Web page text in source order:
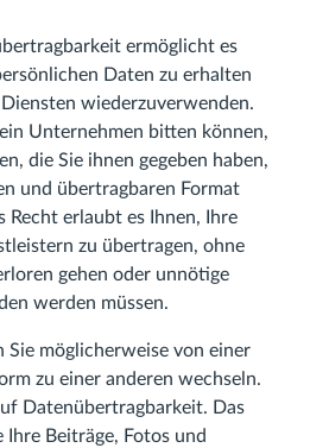
ermöglicht es
Daten zu erhalten
wiederzuverwenden.
Unternehmen bitten können,
die Sie ihnen gegeben haben,
und übertragbaren Format
Recht erlaubt es Ihnen, Ihre
zu übertragen, ohne
gehen oder unnötige
werden müssen.
Sie möglicherweise von einer
zu einer anderen wechseln.
Datenübertragbarkeit. Das
Ihre Beiträge, Fotos und